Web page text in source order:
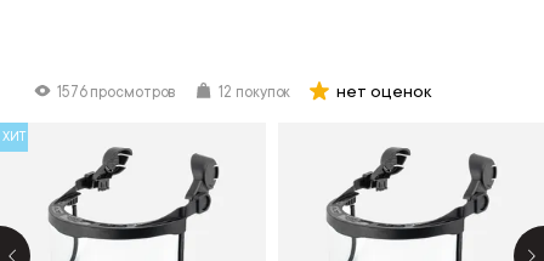
1576 просмотров 12 покупок нет оценок
ХИТ